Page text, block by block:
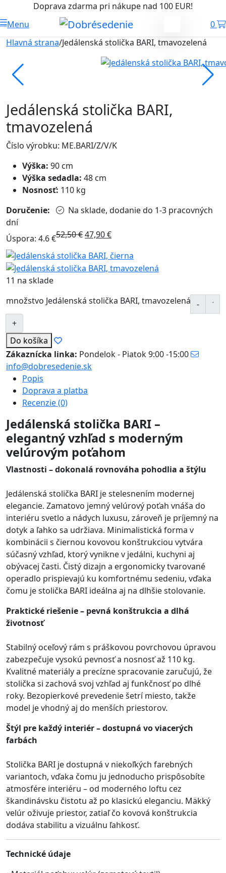
Doprava zdarma pri nákupe nad 100 EUR!
Menu
0
Hlavná strana/Jedálenská stolička BARI, tmavozelená
Jedálenská stolička BARI,
tmavozelená
Číslo výrobku: ME.BARI/Z/V/K
Výška: 90 cm
Výška sedadla: 48 cm
Nosnosť: 110 kg
Doručenie:
Na sklade, dodanie do 1-3 pracovných
dní
Úspora: 4.6 €52,50€47,90€
11 na sklade
množstvo Jedálenská stolička BARI, tmavozelená
Do košíka
Zákaznícka linka: Pondelok - Piatok 9:00 -15:00
info@dobresedenie.sk
Popis
Doprava a platba
Recenzie (0)
Jedálenská stolička BARI –
elegantný vzhľad s moderným
velúrovým poťahom
Vlastnosti – dokonalá rovnováha pohodlia a štýlu
Jedálenská stolička BARI je stelesnením modernej
elegancie. Zamatovo jemný velúrový poťah vnáša do
interiéru svetlo a nádych luxusu, zároveň je príjemný na
dotyk a ľahko sa udržiava. Minimalistická forma v
kombinácii s čiernou kovovou konštrukciou vytvára
súčasný vzhľad, ktorý vynikne v jedálni, kuchyni aj
obývacej časti. Čistý dizajn a ergonomicky tvarované
operadlo prispievajú ku komfortnému sedeniu, vďaka
čomu je stolička BARI ideálna aj na dlhšie stolovanie.
Praktické riešenie – pevná konštrukcia a dlhá
životnosť
Stabilný oceľový rám s práškovou povrchovou úpravou
zabezpečuje vysokú pevnosť a nosnosť až 110 kg.
Kvalitné materiály a precízne spracovanie zaručujú, že
stolička si zachová svoj vzhľad aj funkčnosť po dlhé
roky. Bezopierkové prevedenie šetrí miesto, takže
model je vhodný aj do menších priestorov.
Štýl pre každý interiér – dostupná vo viacerých
farbách
Stolička BARI je dostupná v niekoľkých farebných
variantoch, vďaka čomu ju jednoducho prispôsobíte
atmosfére interiéru – od moderného loftu cez
škandinávsku čistotu až po klasickú eleganciu. Mäkký
velúr oživuje priestor, zatiaľ čo kovová konštrukcia
dodáva stabilitu a vizuálnu ľahkosť.
Technické údaje